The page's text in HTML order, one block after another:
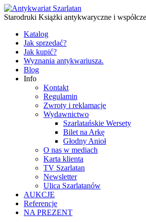
Starodruki Książki antykwaryczne i
Katalog
Jak sprzedać?
Jak kupić?
Wyznania antykwariusza.
Blog
Info
Kontakt
Regulamin
Zwroty i reklamacje
Wydawnictwo
Szarlatańskie Wersety
Bilet na Arkę
Głodny Anioł
O nas w mediach
Karta klienta
TV Szarlatan
Newsletter
Ulica Szarlatanów
AUKCJE
Referencje
NA PREZENT